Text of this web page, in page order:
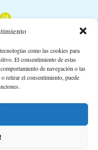
como las cookies para
El consentimiento de estas
de navegación o las
retirar el consentimiento, puede
11,